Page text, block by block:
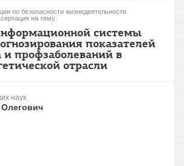
по безопасности жизнедеятельности
на тему:
системы
показателей
профзаболеваний в
отрасли
наук